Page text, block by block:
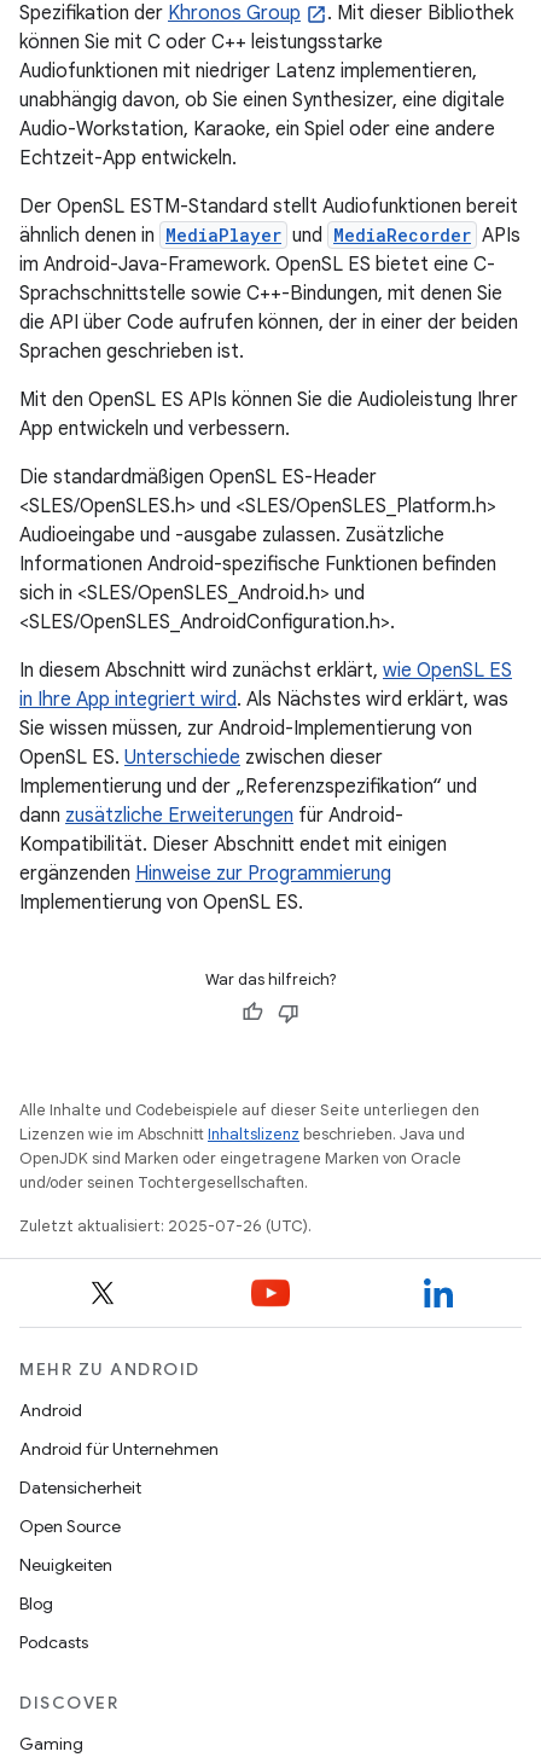
Spezifikation der Khronos Group
. Mit dieser Bibliothek
können Sie mit C oder C++ leistungsstarke
Audiofunktionen mit niedriger Latenz implementieren,
unabhängig davon, ob Sie einen Synthesizer, eine digitale
Audio-Workstation, Karaoke, ein Spiel oder eine andere
Echtzeit-App entwickeln.
Der OpenSL ESTM-Standard stellt Audiofunktionen bereit
ähnlich denen in MediaPlayer und MediaRecorder APIs
im Android-Java-Framework. OpenSL ES bietet eine C-
Sprachschnittstelle sowie C++-Bindungen, mit denen Sie
die API über Code aufrufen können, der in einer der beiden
Sprachen geschrieben ist.
Mit den OpenSL ES APIs können Sie die Audioleistung Ihrer
App entwickeln und verbessern.
Die standardmäßigen OpenSL ES-Header
<SLES/OpenSLES.h> und <SLES/OpenSLES_Platform.h>
Audioeingabe und -ausgabe zulassen. Zusätzliche
Informationen Android-spezifische Funktionen befinden
sich in <SLES/OpenSLES_Android.h> und
<SLES/OpenSLES_AndroidConfiguration.h>.
In diesem Abschnitt wird zunächst erklärt, wie OpenSL ES
in Ihre App integriert wird. Als Nächstes wird erklärt, was
Sie wissen müssen, zur Android-Implementierung von
OpenSL ES. Unterschiede zwischen dieser
Implementierung und der „Referenzspezifikation“ und
dann zusätzliche Erweiterungen für Android-
Kompatibilität. Dieser Abschnitt endet mit einigen
ergänzenden Hinweise zur Programmierung
Implementierung von OpenSL ES.
War das hilfreich?
Alle Inhalte und Codebeispiele auf dieser Seite unterliegen den
Lizenzen wie im AbschnittInhaltslizenz beschrieben. Java und
OpenJDK sind Marken oder eingetragene Marken von Oracle
und/oder seinen Tochtergesellschaften.
Zuletzt aktualisiert: 2025-07-26 (UTC).
MEHR ZU ANDROID
Android
Android für Unternehmen
Datensicherheit
Open Source
Neuigkeiten
Blog
Podcasts
DISCOVER
Gaming